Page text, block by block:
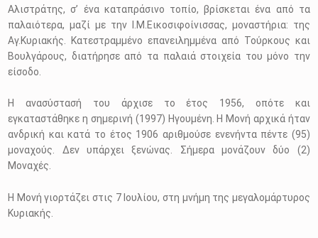
Αλιστράτης, σ’ ένα καταπράσινο τοπίο, βρίσκεται ένα από τα
παλαιότερα, μαζί με την Ι.Μ.Εικοσιφοίνισσας, μοναστήρια: της
Αγ.Κυριακής. Κατεστραμμένο επανειλημμένα από Τούρκους και
Βουλγάρους, διατήρησε από τα παλαιά στοιχεία του μόνο την
είσοδο.
Η ανασύστασή του άρχισε το έτος 1956, οπότε και
εγκαταστάθηκε η σημερινή (1997) Ηγουμένη. Η Μονή αρχικά ήταν
ανδρική και κατά το έτος 1906 αριθμούσε ενενήντα πέντε (95)
μοναχούς. Δεν υπάρχει ξενώνας. Σήμερα μονάζουν δύο (2)
Μοναχές.
Η Μονή γιορτάζει στις 7 Ιουλίου, στη μνήμη της μεγαλομάρτυρος
Κυριακής.